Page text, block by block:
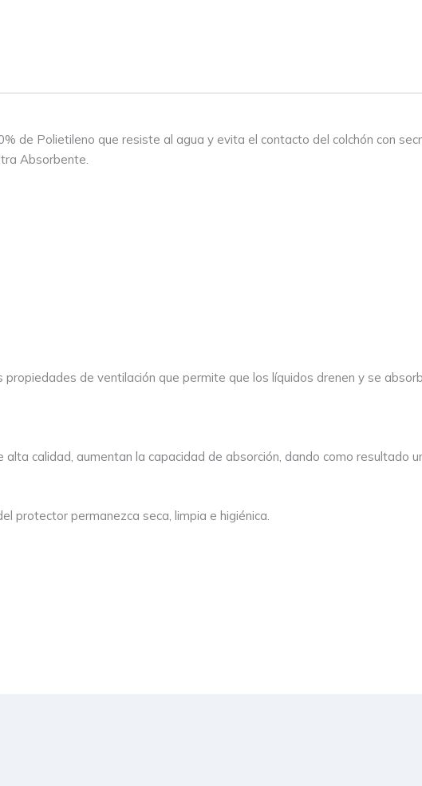
de Polietileno que resiste al agua y evita el contacto del colchón con
Absorbente.
de ventilación que permite que los líquidos drenen y se
calidad, aumentan la capacidad de absorción, dando como resultado
protector permanezca seca, limpia e higiénica.